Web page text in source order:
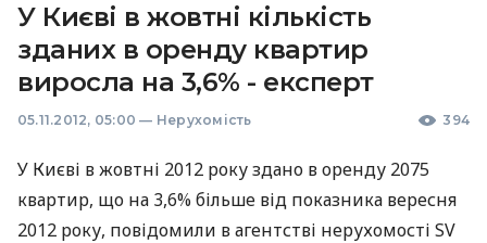
У Києві в жовтні кількість
зданих в оренду квартир
виросла на 3,6% - експерт
05.11.2012, 05:00 — Нерухомість 394
У Києві в жовтні 2012 року здано в оренду 2075
квартир, що на 3,6% більше від показника вересня
2012 року, повідомили в агентстві нерухомості SV